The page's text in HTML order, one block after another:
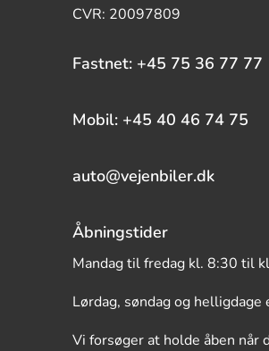
CVR: 20097809
Fastnet: +45 75 36 77 77
Mobil: +45 40 46 74 75
auto@vejenbiler.dk
Åbningstider
Mandag til fredag kl. 8:30 til
Lørdag, søndag og helligdage
Vi forsøger at holde åben når